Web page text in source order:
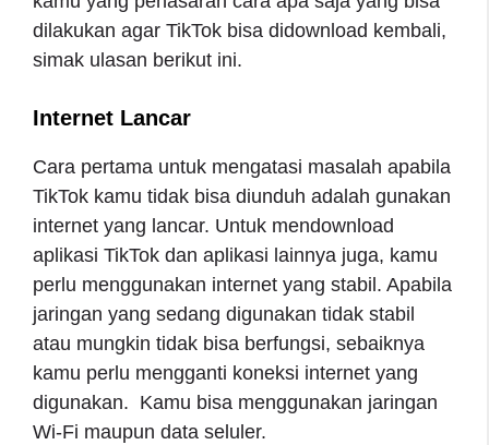
dilakukan agar TikTok bisa didownload kembali,
simak ulasan berikut ini.
Internet Lancar
Cara pertama untuk mengatasi masalah apabila
TikTok kamu tidak bisa diunduh adalah gunakan
internet yang lancar. Untuk mendownload
aplikasi TikTok dan aplikasi lainnya juga, kamu
perlu menggunakan internet yang stabil. Apabila
jaringan yang sedang digunakan tidak stabil
atau mungkin tidak bisa berfungsi, sebaiknya
kamu perlu mengganti koneksi internet yang
digunakan. Kamu bisa menggunakan jaringan
Wi-Fi maupun data seluler.